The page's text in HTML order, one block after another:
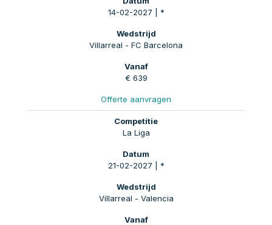
14-02-2027 | *
Villarreal - FC Barcelona
€ 639
Offerte aanvragen
La Liga
21-02-2027 | *
Villarreal - Valencia